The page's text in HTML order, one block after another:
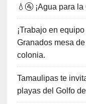
💧🚰 ¡Agua para
¡Trabajo en
Granados mesa
colonia.
Tamaulipas te
playas del Golfo